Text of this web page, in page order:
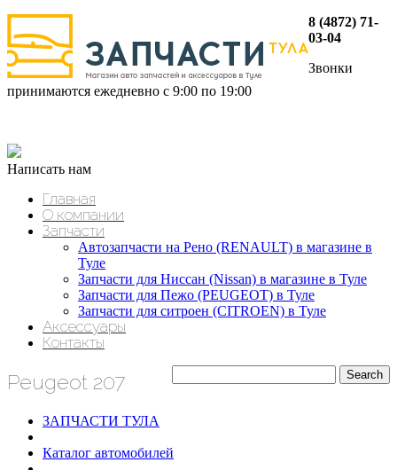
8 (4872) 71-
03-04
Звонки
принимаются ежедневно с 9:00 по 19:00
Написать нам
Главная
О компании
Запчасти
Автозапчасти на Рено (RENAULT) в магазине в
Туле
Запчасти для Ниссан (Nissan) в магазине в Туле
Запчасти для Пежо (PEUGEOT) в Туле
Запчасти для ситроен (CITROEN) в Туле
Аксессуары
Контакты
Peugeot 207
ЗАПЧАСТИ ТУЛА
Каталог автомобилей